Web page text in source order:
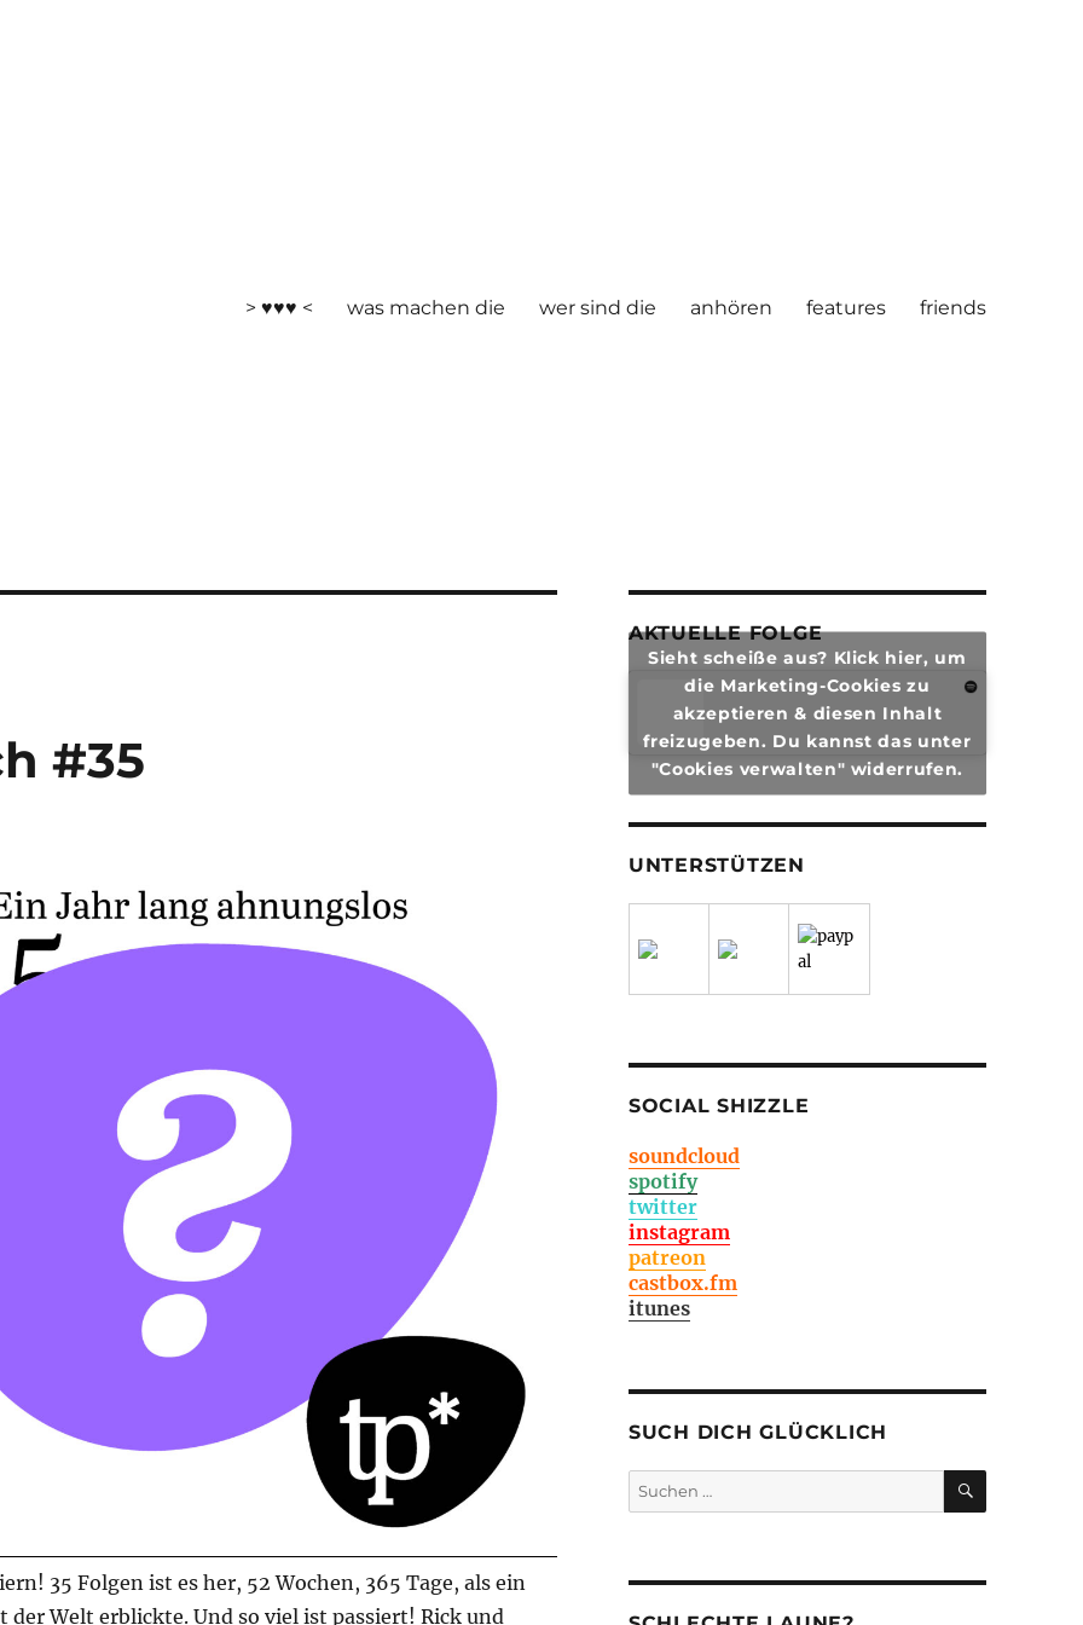
> ♥♥♥ < was machen die wer sind die anhören features friends
#35
35 Folgen ist es her, 52 Wochen, 365 Tage, als ein
der Welt erblickte. Und so viel ist passiert! Rick und
AKTUELLE FOLGE
Sieht scheiße aus? Klick hier, um
die Marketing-Cookies zu
akzeptieren & diesen Inhalt
freizugeben. Du kannst das unter
"Cookies verwalten" widerrufen.
UNTERSTÜTZEN
SOCIAL SHIZZLE
soundcloud
spotify
twitter
instagram
patreon
castbox.fm
itunes
SUCH DICH GLÜCKLICH
Suchen
nach:
SUCHEN